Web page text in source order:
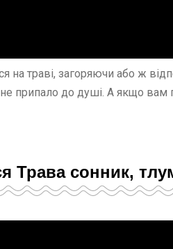
на траві, загоряючи або ж
припало до душі. А якщо вам
Трава сонник,